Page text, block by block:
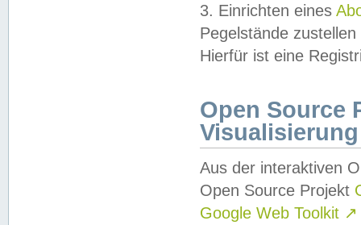
3. Einrichten eines
Pegelstände
Hierfür ist eine
Open Source
Visualisierung
Aus der interaktiven
Open Source Projekt
Google Web Toolkit ↗